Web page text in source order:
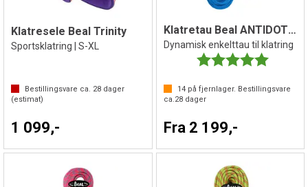
Klatresele Beal Trinity
Sportsklatring | S-XL
Bestillingsvare ca. 28 dager
(estimat)
1 099,-
Klatretau Beal ANTIDOTE 10,2mm
Dynamisk enkelttau til klatring
Karakter:
14på fjernlager. Bestillingsvare
ca. 28dager
Fra 2 199,-